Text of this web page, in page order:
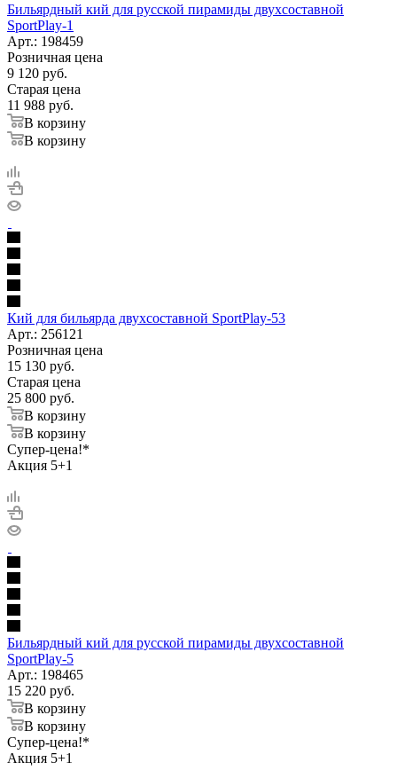
Бильярдный кий для русской пирамиды двухсоставной
SportPlay-1
Арт.: 198459
Розничная цена
9 120 руб.
Старая цена
11 988 руб.
В корзину
В корзину
Кий для бильярда двухсоставной SportPlay-53
Арт.: 256121
Розничная цена
15 130 руб.
Старая цена
25 800 руб.
В корзину
В корзину
Супер-цена!*
Акция 5+1
Бильярдный кий для русской пирамиды двухсоставной
SportPlay-5
Арт.: 198465
15 220 руб.
В корзину
В корзину
Супер-цена!*
Акция 5+1